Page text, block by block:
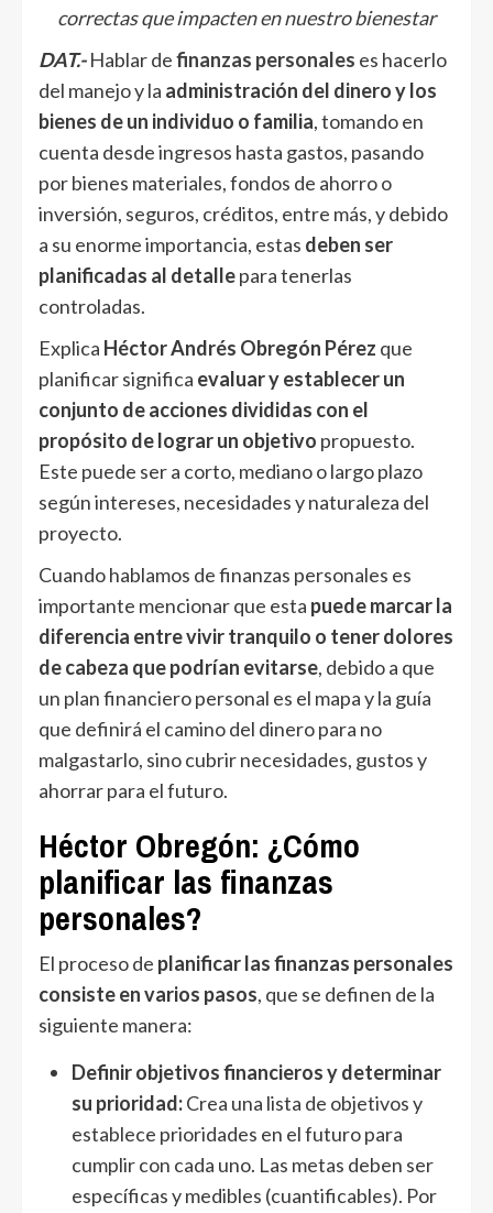
correctas que impacten en nuestro bienestar
DAT.-Hablar definanzas personales es hacerlo
del manejo y la administración del dinero y los
bienes de un individuo o familia, tomando en
cuenta desde ingresos hasta gastos, pasando
por bienes materiales, fondos de ahorro o
inversión, seguros, créditos, entre más, y debido
a su enorme importancia, estas deben ser
planificadas al detallepara tenerlas
controladas.
Explica Héctor Andrés Obregón Pérez que
planificar significa evaluar y establecer un
conjunto de acciones divididas con el
propósito de lograr un objetivo propuesto.
Este puede ser a corto, mediano o largo plazo
según intereses, necesidades y naturaleza del
proyecto.
Cuando hablamos de finanzas personales es
importante mencionar que esta puede marcar la
diferencia entre vivir tranquilo o tener dolores
de cabeza que podrían evitarse, debido a que
un plan financiero personal es el mapa y la guía
que definirá el camino del dinero para no
malgastarlo, sino cubrir necesidades, gustos y
ahorrar para el futuro.
Héctor Obregón: ¿Cómo
planificar las finanzas
personales?
El proceso de planificar las finanzas personales
consiste en varios pasos, que se definen de la
siguiente manera:
Definir objetivos financieros y determinar
su prioridad:Crea una lista de objetivos y
establece prioridades en el futuro para
cumplir con cada uno. Las metas deben ser
específicas y medibles (cuantificables). Por